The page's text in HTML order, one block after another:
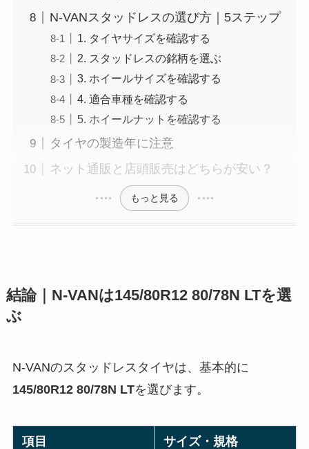
N-VANスタッドレスの選び方｜5ステップ
1. タイヤサイズを確認する
2. スタッドレスの銘柄を選ぶ
3. ホイールサイズを確認する
4. 適合車種を確認する
5. ホイールナットを確認する
タイヤの製造年に注意
ネット通販と店頭販売はどちらが安い？
もっと見る
結論｜N-VANは145/80R12 80/78N LTを選
ぶ
N-VANのスタッドレスタイヤは、基本的に
145/80R12 80/78N LTを選びます。
項目 サイズ・規格